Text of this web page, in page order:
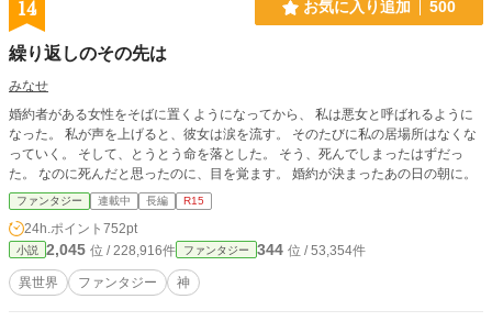
14 お気に入り追加 500
繰り返しのその先は
みなせ
婚約者がある女性をそばに置くようになってから、 私は悪女と呼ばれるように
なった。 私が声を上げると、彼女は涙を流す。 そのたびに私の居場所はなくな
っていく。 そして、とうとう命を落とした。 そう、死んでしまったはずだっ
た。 なのに死んだと思ったのに、目を覚ます。 婚約が決まったあの日の朝に。
ファンタジー 連載中 長編 R15
24h.ポイント 752pt
小説 2,045 位 / 228,916件 ファンタジー 344 位 / 53,354件
異世界 ファンタジー 神